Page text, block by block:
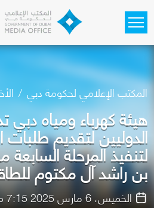
المكتب الإعلامي لحكومة دبي
هيئة كهرباء ومياه دبي
الدوليين لتقديم طلبات
لتنفيذ المرحلة
بن راشد آل مكتوم
الخميس، 6 مارس 2025 7:15 م